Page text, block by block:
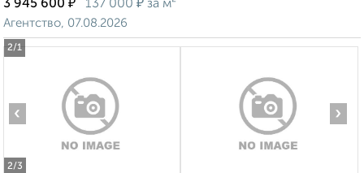
2/1
3 945 600 ₽ 137 000 ₽ за м²
Агентство, 07.08.2026
2/3
‹ ›